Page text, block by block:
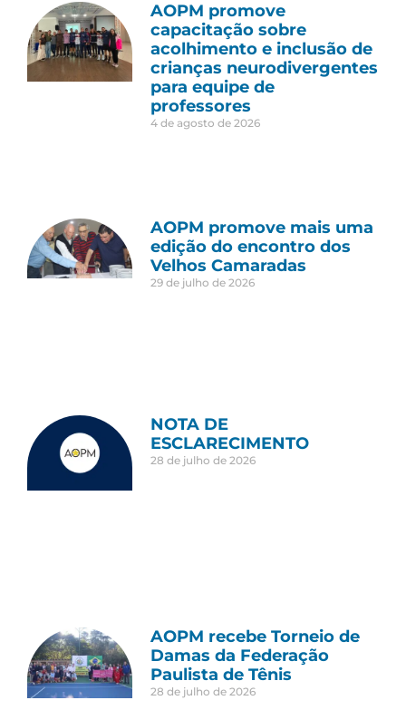
AOPM promove
capacitação sobre
acolhimento e inclusão de
crianças neurodivergentes
para equipe de
professores
4 de agosto de 2026
AOPM promove mais uma
edição do encontro dos
Velhos Camaradas
29 de julho de 2026
NOTA DE
ESCLARECIMENTO
28 de julho de 2026
AOPM recebe Torneio de
Damas da Federação
Paulista de Tênis
28 de julho de 2026